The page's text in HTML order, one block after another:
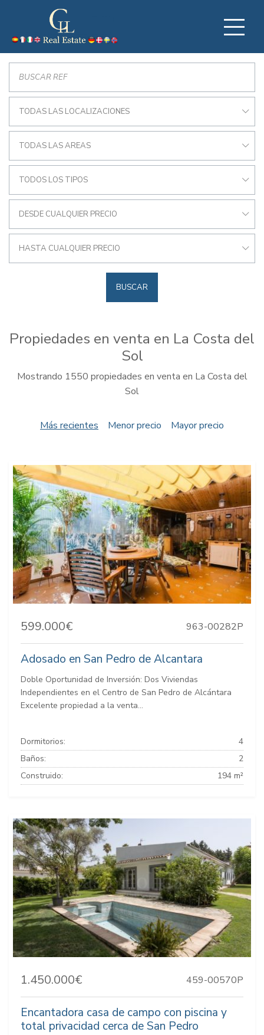
TODAS LAS LOCALIZACIONES
TODAS LAS AREAS
TODOS LOS TIPOS
DESDE CUALQUIER PRECIO
HASTA CUALQUIER PRECIO
BUSCAR
Propiedades en venta en La Costa del
Sol
Mostrando 1550 propiedades en venta en La Costa del
Sol
Más recientes Menor precio Mayor precio
599.000€ 963-00282P
Adosado en San Pedro de Alcantara
Doble Oportunidad de Inversión: Dos Viviendas
Independientes en el Centro de San Pedro de Alcántara
Excelente propiedad a la venta...
Dormitorios:
4
Baños:
2
Construido:
194 m²
1.450.000€ 459-00570P
Encantadora casa de campo con piscina y
total privacidad cerca de San Pedro